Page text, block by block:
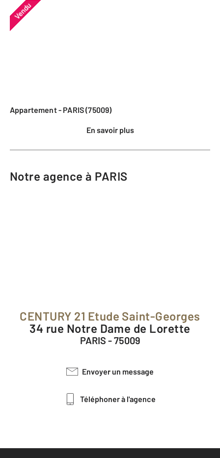
Vendu
Appartement - PARIS (75009)
En savoir plus
Notre agence à PARIS
CENTURY 21 Etude Saint-Georges
34 rue Notre Dame de Lorette
PARIS - 75009
Envoyer un message
Téléphoner à l'agence